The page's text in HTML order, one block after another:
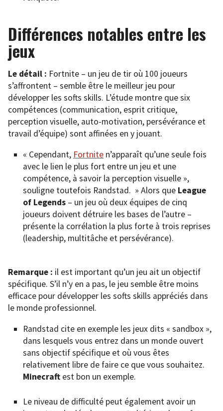
Différences notables entre les
jeux
Le détail : Fortnite – un jeu de tir où 100 joueurs
s’affrontent – semble être le meilleur jeu pour
développer les softs skills. L’étude montre que six
compétences (communication, esprit critique,
perception visuelle, auto-motivation, persévérance et
travail d’équipe) sont affinées en y jouant.
« Cependant, Fortnite n’apparaît qu’une seule fois
avec le lien le plus fort entre un jeu et une
compétence, à savoir la perception visuelle »,
souligne toutefois Randstad. » Alors que League
of Legends – un jeu où deux équipes de cinq
joueurs doivent détruire les bases de l’autre –
présente la corrélation la plus forte à trois reprises
(leadership, multitâche et persévérance).
Remarque : il est important qu’un jeu ait un objectif
spécifique. S’il n’y en a pas, le jeu semble être moins
efficace pour développer les softs skills appréciés dans
le monde professionnel.
Randstad cite en exemple les jeux dits « sandbox »,
dans lesquels vous entrez dans un monde ouvert
sans objectif spécifique et où vous êtes
relativement libre de faire ce que vous souhaitez.
Minecraft est bon un exemple.
Le niveau de difficulté peut également avoir un